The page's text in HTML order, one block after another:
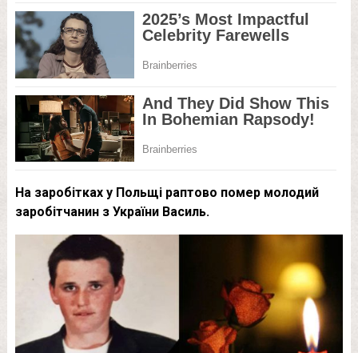
На заробітках у Польщі раптово помер молодий
заробітчанин з України Василь.